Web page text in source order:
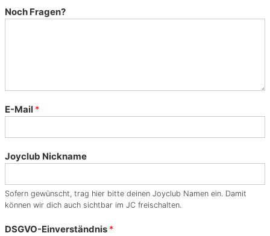
Noch Fragen?
E-Mail *
Joyclub Nickname
Sofern gewünscht, trag hier bitte deinen Joyclub Namen ein. Damit
können wir dich auch sichtbar im JC freischalten.
DSGVO-Einverständnis *